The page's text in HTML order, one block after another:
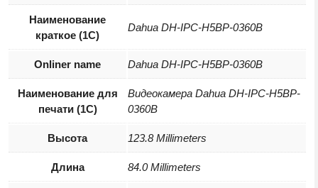
Наименование
краткое (1C)
Dahua DH-IPC-H5BP-0360B
Onliner name Dahua DH-IPC-H5BP-0360B
Наименование для
печати (1С)
Видеокамера Dahua DH-IPC-H5BP-
0360B
Высота 123.8 Millimeters
Длина 84.0 Millimeters